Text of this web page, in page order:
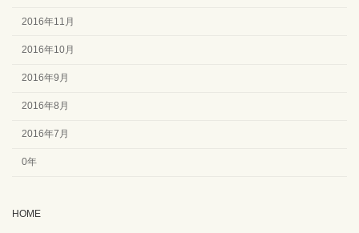
2016年11月
2016年10月
2016年9月
2016年8月
2016年7月
0年
HOME